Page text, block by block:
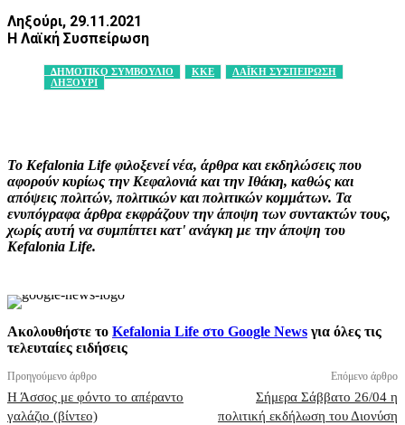
Ληξούρι, 29.11.2021
Η Λαϊκή Συσπείρωση
ΔΗΜΟΤΙΚΟ ΣΥΜΒΟΥΛΙΟ ΚΚΕ
ΛΑΪΚΗ ΣΥΣΠΕΙΡΩΣΗ
ΛΗΞΟΥΡΙ
Το Kefalonia Life φιλοξενεί νέα, άρθρα και εκδηλώσεις που
αφορούν κυρίως την Κεφαλονιά και την Ιθάκη, καθώς και
απόψεις πολιτών, πολιτικών και πολιτικών κομμάτων. Τα
ενυπόγραφα άρθρα εκφράζουν την άποψη των συντακτών τους,
χωρίς αυτή να συμπίπτει κατ' ανάγκη με την άποψη του
Kefalonia Life.
Ακολουθήστε το Kefalonia Life στο Google News για όλες τις
τελευταίες ειδήσεις
Προηγούμενο άρθρο
Η Άσσος με φόντο το απέραντο
γαλάζιο (βίντεο)
Επόμενο άρθρο
Σήμερα Σάββατο 26/04 η
πολιτική εκδήλωση του Διονύση